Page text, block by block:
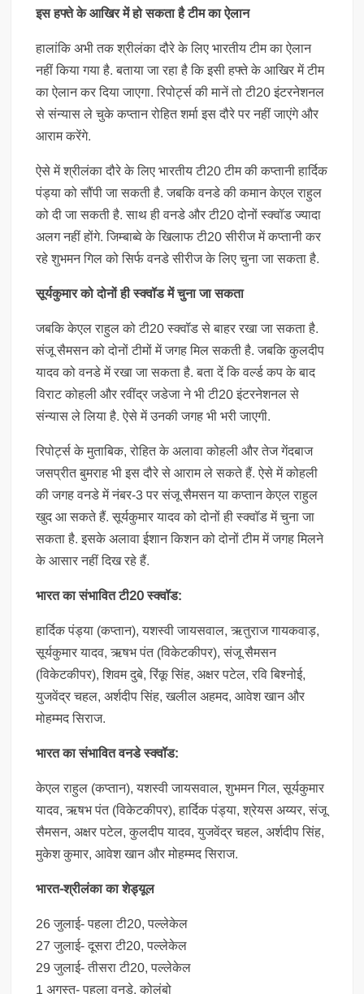
इस हफ्ते के आखिर में हो सकता है टीम का ऐलान
हालांकि अभी तक श्रीलंका दौरे के लिए भारतीय टीम का ऐलान
नहीं किया गया है. बताया जा रहा है कि इसी हफ्ते के आखिर में टीम
का ऐलान कर दिया जाएगा. रिपोर्ट्स की मानें तो टी20 इंटरनेशनल
से संन्यास ले चुके कप्तान रोहित शर्मा इस दौरे पर नहीं जाएंगे और
आराम करेंगे.
ऐसे में श्रीलंका दौरे के लिए भारतीय टी20 टीम की कप्तानी हार्दिक
पंड्या को सौंपी जा सकती है. जबकि वनडे की कमान केएल राहुल
को दी जा सकती है. साथ ही वनडे और टी20 दोनों स्क्वॉड ज्यादा
अलग नहीं होंगे. जिम्बाब्वे के खिलाफ टी20 सीरीज में कप्तानी कर
रहे शुभमन गिल को सिर्फ वनडे सीरीज के लिए चुना जा सकता है.
सूर्यकुमार को दोनों ही स्क्वॉड में चुना जा सकता
जबकि केएल राहुल को टी20 स्क्वॉड से बाहर रखा जा सकता है.
संजू सैमसन को दोनों टीमों में जगह मिल सकती है. जबकि कुलदीप
यादव को वनडे में रखा जा सकता है. बता दें कि वर्ल्ड कप के बाद
विराट कोहली और रवींद्र जडेजा ने भी टी20 इंटरनेशनल से
संन्यास ले लिया है. ऐसे में उनकी जगह भी भरी जाएगी.
रिपोर्ट्स के मुताबिक, रोहित के अलावा कोहली और तेज गेंदबाज
जसप्रीत बुमराह भी इस दौरे से आराम ले सकते हैं. ऐसे में कोहली
की जगह वनडे में नंबर-3 पर संजू सैमसन या कप्तान केएल राहुल
खुद आ सकते हैं. सूर्यकुमार यादव को दोनों ही स्क्वॉड में चुना जा
सकता है. इसके अलावा ईशान किशन को दोनों टीम में जगह मिलने
के आसार नहीं दिख रहे हैं.
भारत का संभावित टी20 स्क्वॉड:
हार्द‍िक पंड्या (कप्तान), यशस्वी जायसवाल, ऋतुराज गायकवाड़,
सूर्यकुमार यादव, ऋषभ पंत (विकेटकीपर), संजू सैमसन
(विकेटकीपर), शिवम दुबे, रिंकू सिंह, अक्षर पटेल, रवि बिश्नोई,
युजवेंद्र चहल, अर्शदीप सिंह, खलील अहमद, आवेश खान और
मोहम्मद सिराज.
भारत का संभावित वनडे स्क्वॉड:
केएल राहुल (कप्तान), यशस्वी जायसवाल, शुभमन गिल, सूर्यकुमार
यादव, ऋषभ पंत (विकेटकीपर), हार्द‍िक पंड्या, श्रेयस अय्यर, संजू
सैमसन, अक्षर पटेल, कुलदीप यादव, युजवेंद्र चहल, अर्शदीप सिंह,
मुकेश कुमार, आवेश खान और मोहम्मद सिराज.
भारत-श्रीलंका का शेड्यूल
26 जुलाई- पहला टी20, पल्लेकेल
27 जुलाई- दूसरा टी20, पल्लेकेल
29 जुलाई- तीसरा टी20, पल्लेकेल
1 अगस्त- पहला वनडे, कोलंबो